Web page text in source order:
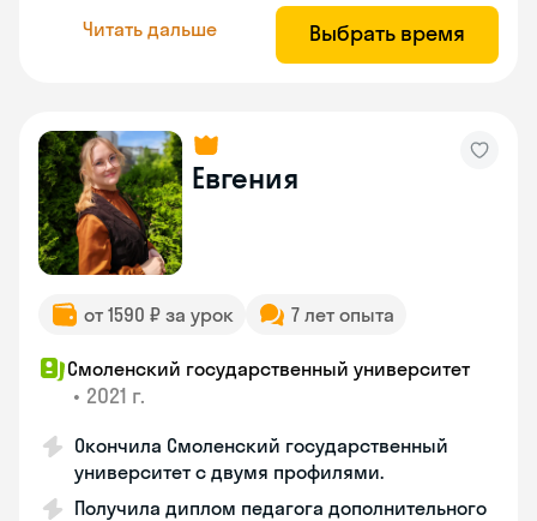
Читать дальше Выбрать время
Евгения
от 1590 ₽ за урок 7 лет опыта
Смоленский государственный университет
• 2021 г.
Окончила Смоленский государственный
университет с двумя профилями.
Получила диплом педагога дополнительного